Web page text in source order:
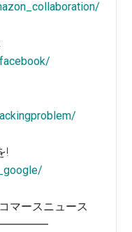
!
マースニュース